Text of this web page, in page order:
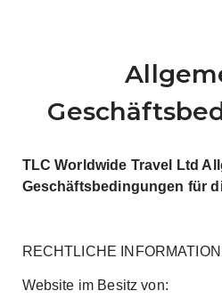
TLC Worldwide Travel Ltd
Geschäftsbedingungen für
RECHTLICHE
Website im Besitz von: